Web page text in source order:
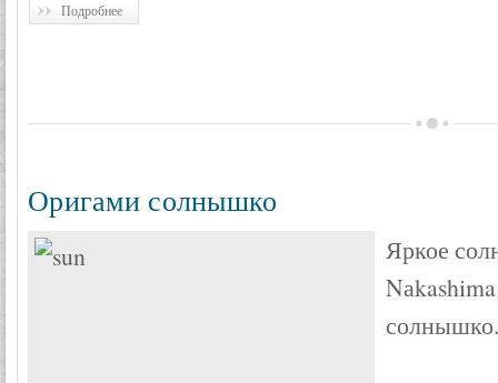
Подробнее
Оригами солнышко
Яркое
солнышко.